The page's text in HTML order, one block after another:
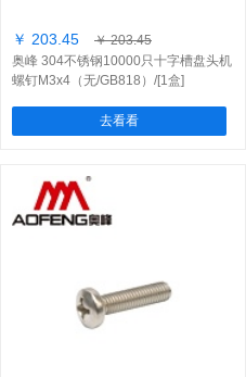
￥ 203.45
￥ 203.45
奥峰 304不锈钢10000只十字槽盘头机
螺钉M3x4（无/GB818）/[1盒]
去看看